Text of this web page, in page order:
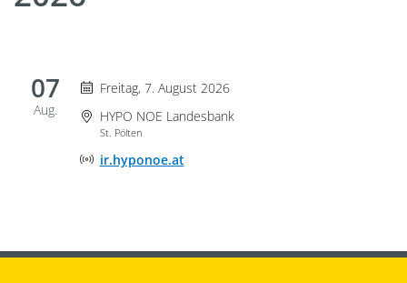
07
Aug.
Freitag 7. August 2026
Freitag, 7. August 2026
Veranstaltungsort
HYPO NOE Landesbank
St. Pölten
Adresse der Onlineveranstaltung
ir.hyponoe.at